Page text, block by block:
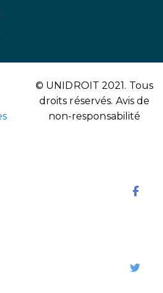
© UNIDROIT 2021. Tous
droits réservés. Avis de
non-responsabilité